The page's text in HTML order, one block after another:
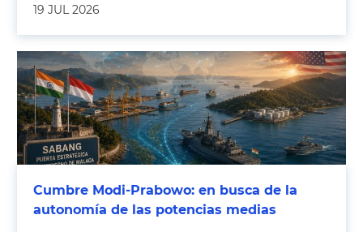
19 JUL 2026
Cumbre Modi-Prabowo: en busca de la
autonomía de las potencias medias